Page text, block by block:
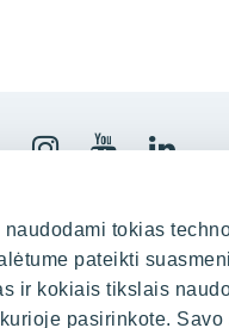
tokias
pateikti
ir kokiais tikslais
pasirinkote.